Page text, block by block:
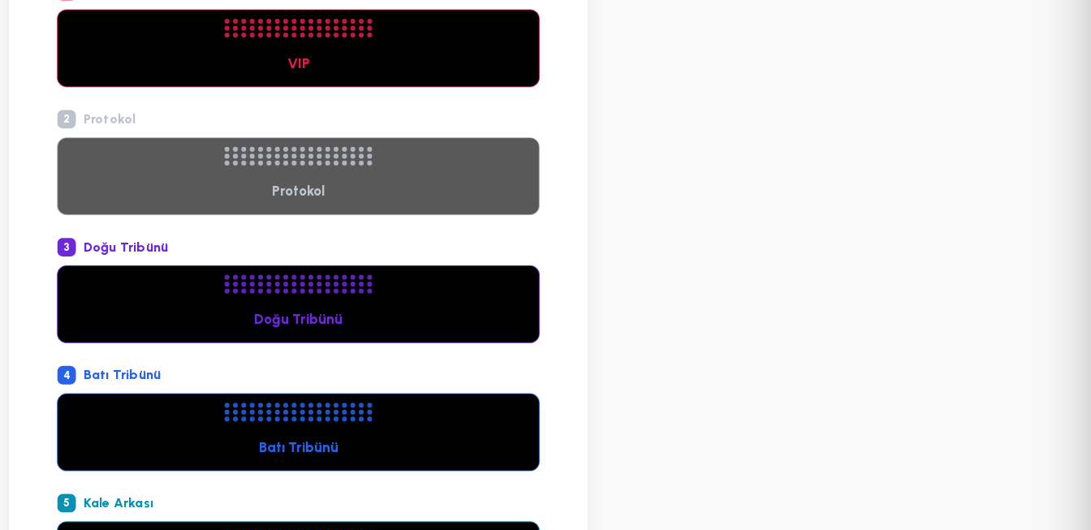
VIP
2 Protokol
Protokol
3 Doğu Tribünü
Doğu Tribünü
4 Batı Tribünü
Batı Tribünü
5 Kale Arkası